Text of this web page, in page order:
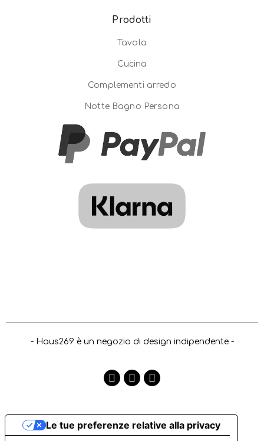
Prodotti
Tavola
Cucina
Complementi arredo
Notte Bagno Persona
- Haus269 è un negozio di design indipendente -
Le tue preferenze relative alla privacy